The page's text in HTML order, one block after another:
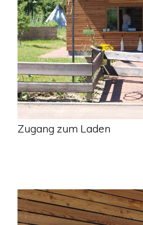
Zugang zum Laden